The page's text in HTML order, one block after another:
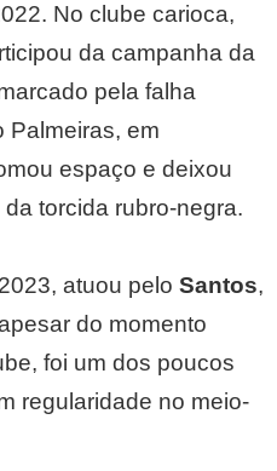
No clube carioca,
da campanha da
pela falha
Palmeiras, em
espaço e deixou
torcida rubro-negra.
atuou pelo Santos,
do momento
foi um dos poucos
regularidade no meio-